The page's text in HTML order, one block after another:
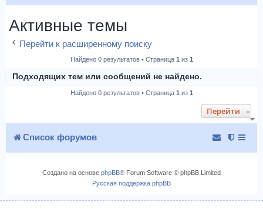
Активные темы
Перейти к расширенному поиску
Найдено 0 результатов • Страница 1 из 1
Подходящих тем или сообщений не найдено.
Найдено 0 результатов • Страница 1 из 1
Перейти
Список форумов
Создано на основе phpBB® Forum Software © phpBB Limited
Русская поддержка phpBB